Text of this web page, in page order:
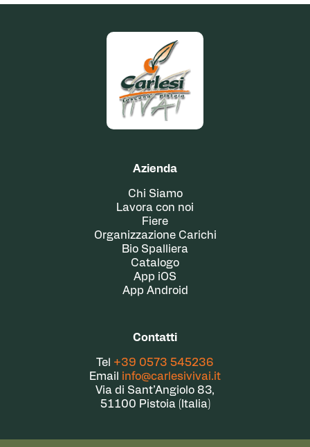
Azienda
Chi Siamo
Lavora con noi
Fiere
Organizzazione Carichi
Bio Spalliera
Catalogo
App iOS
App Android
Contatti
Tel +39 0573 545236
Email info@carlesivivai.it
Via di Sant’Angiolo 83,
51100 Pistoia (Italia)